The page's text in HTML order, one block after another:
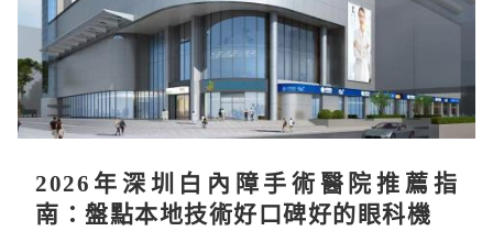
2026年深圳白內障手術醫院推薦指
南：盤點本地技術好口碑好的眼科機構